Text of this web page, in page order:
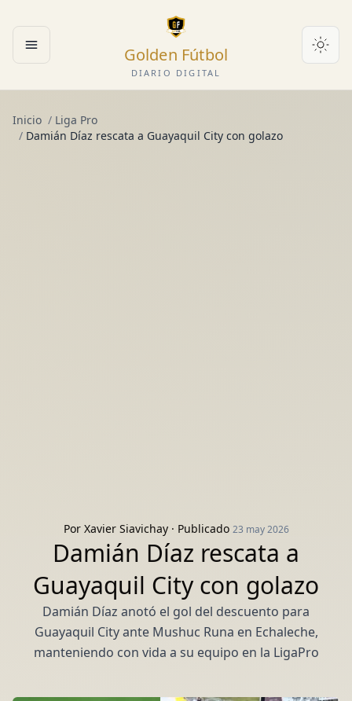
Abrir menú Golden Fútbol
DIARIO DIGITAL
Inicio / Liga Pro
/ Damián Díaz rescata a Guayaquil City con golazo
Por Xavier Siavichay· Publicado 23 may 2026
Damián Díaz rescata a
Guayaquil City con golazo
Damián Díaz anotó el gol del descuento para
Guayaquil City ante Mushuc Runa en Echaleche,
manteniendo con vida a su equipo en la LigaPro